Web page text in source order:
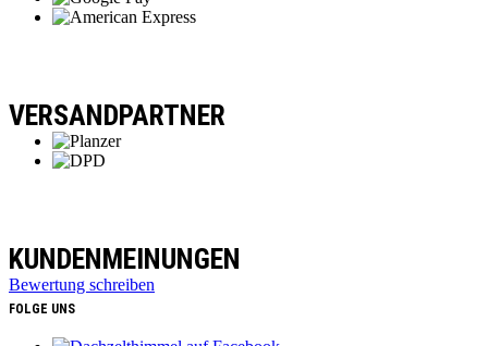
VERSANDPARTNER
KUNDENMEINUNGEN
Bewertung schreiben
FOLGE UNS